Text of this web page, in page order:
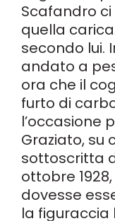
Scafandro
quella
secondo lui.
andato a
ora che il
furto di
l’occasione
Graziato, su
sottoscritta
ottobre
dovesse
la figuraccia